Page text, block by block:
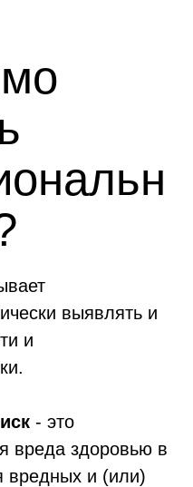
выявлять и
и
- это
вреда здоровью в
вредных и (или)